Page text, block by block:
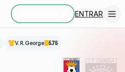
ENTRAR
V. R. George 5.75